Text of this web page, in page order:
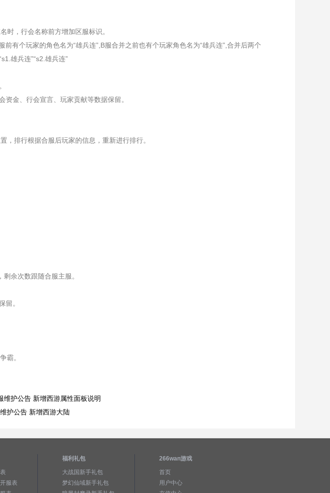
时，行会名称前方增加区服标识。
前有个玩家的角色名为“雄兵连”,B服合并之前也有个玩家角色名为“雄兵连”,合并后两个
雄兵连”“s2.雄兵连”
资金、行会宣言、玩家贡献等数据保留。
，排行根据合服后玩家的信息，重新进行排行。
余次数跟随合服主服。
留。
霸。
维护公告 新增西游属性面板说明
护公告 新增西游大陆
服表
福利礼包
大战国新手礼包
梦幻仙域新手礼包
266wan游戏
首页
用户中心